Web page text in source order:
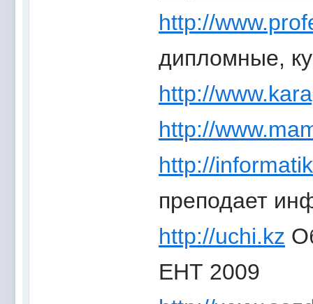
http://
дипломные,
http://
http://
http://
преподает
http://uchi.kz
ЕНТ 2009